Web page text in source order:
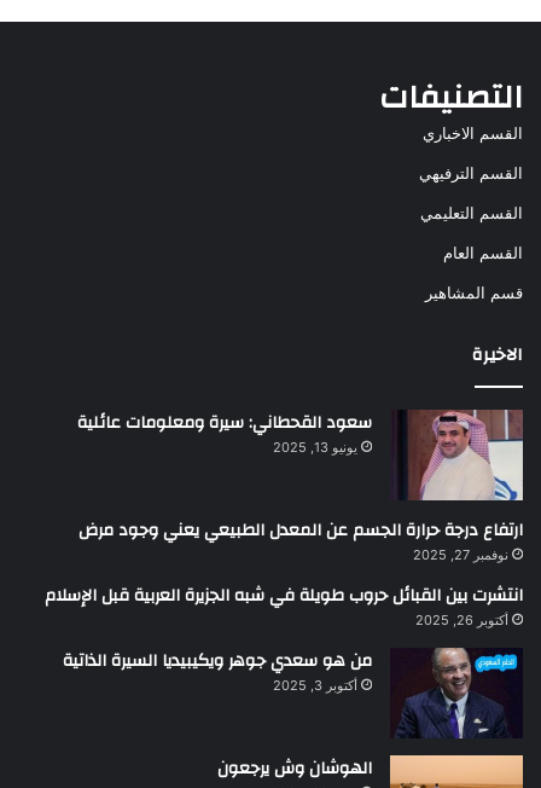
التصنيفات
القسم الاخباري
القسم الترفيهي
القسم التعليمي
القسم العام
قسم المشاهير
الاخيرة
سعود القحطاني: سيرة ومعلومات عائلية
يونيو 13, 2025
ارتفاع درجة حرارة الجسم عن المعدل الطبيعي يعني وجود مرض
نوفمبر 27, 2025
انتشرت بين القبائل حروب طويلة في شبه الجزيرة العربية قبل الإسلام
أكتوبر 26, 2025
من هو سعدي جوهر ويكيبيديا السيرة الذاتية
أكتوبر 3, 2025
الهوشان وش يرجعون